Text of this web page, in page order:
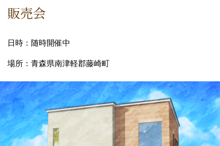
販売会
日時：随時開催中
場所：青森県南津軽郡藤崎町